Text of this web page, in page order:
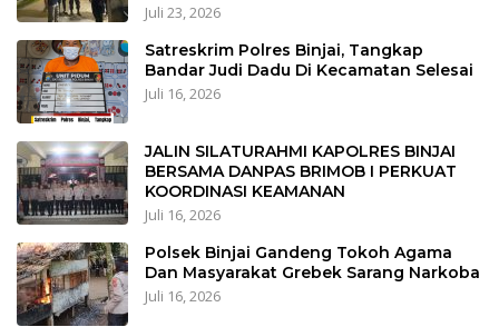
Juli 23, 2026
Satreskrim Polres Binjai, Tangkap
Bandar Judi Dadu Di Kecamatan Selesai
Juli 16, 2026
JALIN SILATURAHMI KAPOLRES BINJAI
BERSAMA DANPAS BRIMOB I PERKUAT
KOORDINASI KEAMANAN
Juli 16, 2026
Polsek Binjai Gandeng Tokoh Agama
Dan Masyarakat Grebek Sarang Narkoba
Juli 16, 2026